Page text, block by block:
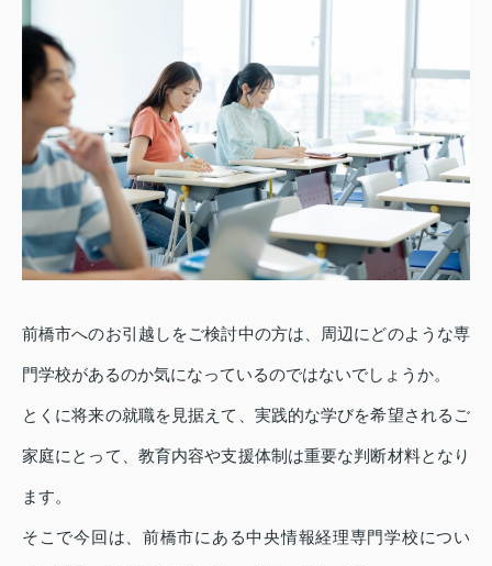
前橋市へのお引越しをご検討中の方は、周辺にどのような専
門学校があるのか気になっているのではないでしょうか。
とくに将来の就職を見据えて、実践的な学びを希望されるご
家庭にとって、教育内容や支援体制は重要な判断材料となり
ます。
そこで今回は、前橋市にある中央情報経理専門学校につい